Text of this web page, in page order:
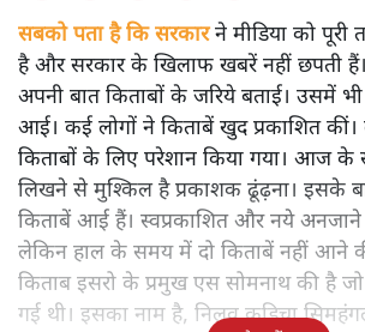
सबको पता है कि सरकारने मीडिया को पूरी
है और सरकार के खिलाफ खबरें नहीं छपती
अपनी बात किताबों के जरिये बताई। उसमें
आई। कई लोगों ने किताबें खुद प्रकाशित
किताबों के लिए परेशान किया गया। आज के
लिखने से मुश्किल है प्रकाशक ढूंढ़ना। इसके
किताबें आई हैं। स्वप्रकाशित और नये अनजाने
लेकिन हाल के समय में दो किताबें नहीं आने
किताब इसरो के प्रमुख एस सोमनाथ की है
गई थी। इसका नाम है, निलवु कुडिचा